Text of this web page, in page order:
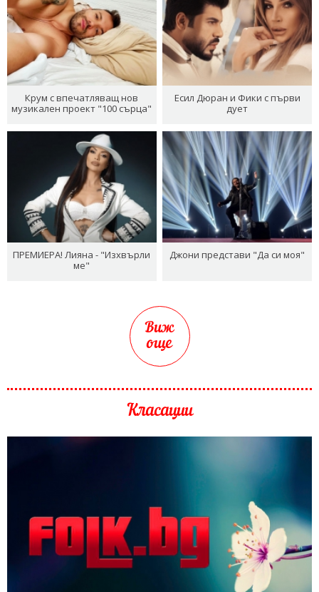
Крум с впечатляващ нов
музикален проект "100 сърца"
Есил Дюран и Фики с първи
дует
ПРЕМИЕРА! Лияна - "Изхвърли
ме"
Джони представи "Да си моя"
Виж
още
Класации